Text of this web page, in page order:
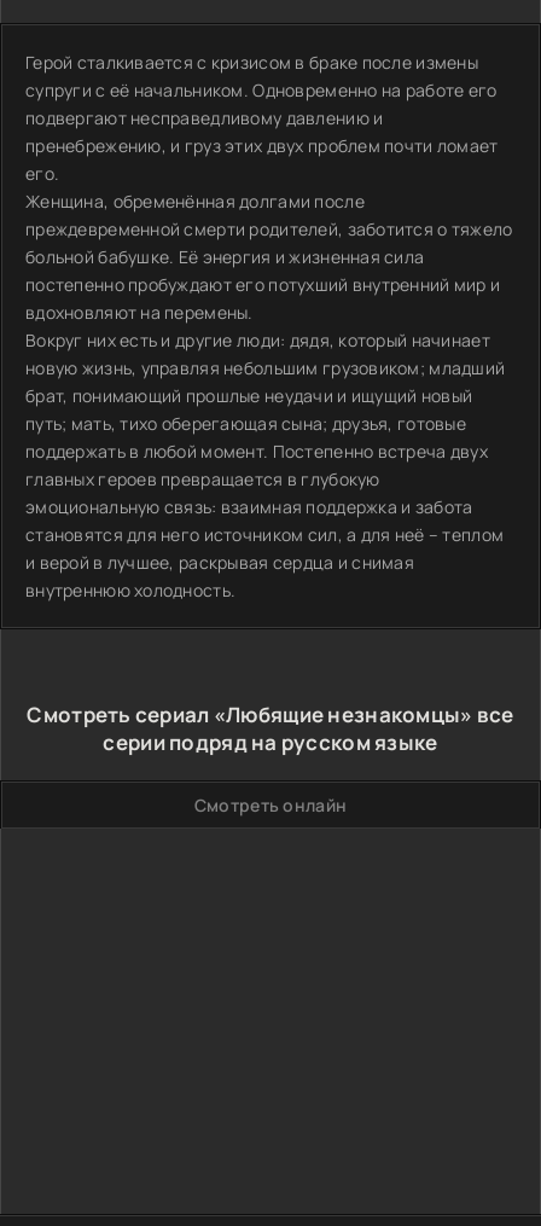
Герой сталкивается с кризисом в браке после измены
супруги с её начальником. Одновременно на работе его
подвергают несправедливому давлению и
пренебрежению, и груз этих двух проблем почти ломает
его.
Женщина, обременённая долгами после
преждевременной смерти родителей, заботится о тяжело
больной бабушке. Её энергия и жизненная сила
постепенно пробуждают его потухший внутренний мир и
вдохновляют на перемены.
Вокруг них есть и другие люди: дядя, который начинает
новую жизнь, управляя небольшим грузовиком; младший
брат, понимающий прошлые неудачи и ищущий новый
путь; мать, тихо оберегающая сына; друзья, готовые
поддержать в любой момент. Постепенно встреча двух
главных героев превращается в глубокую
эмоциональную связь: взаимная поддержка и забота
становятся для него источником сил, а для неё – теплом
и верой в лучшее, раскрывая сердца и снимая
внутреннюю холодность.
Смотреть сериал «Любящие незнакомцы» все
серии подряд на русском языке
Смотреть онлайн